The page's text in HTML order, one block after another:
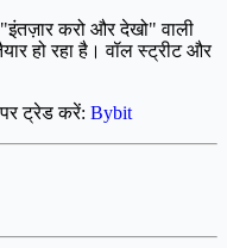
करो और देखो" वाली
हो रहा है। वॉल स्ट्रीट और
पर ट्रेड करें: Bybit